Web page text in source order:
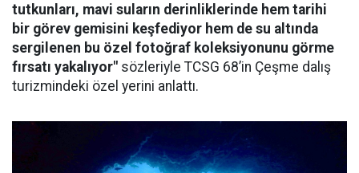
tutkunları, mavi suların derinliklerinde hem tarihi
bir görev gemisini keşfediyor hem de su altında
sergilenen bu özel fotoğraf koleksiyonunu görme
fırsatı yakalıyor" sözleriyle TCSG 68’in Çeşme dalış
turizmindeki özel yerini anlattı.